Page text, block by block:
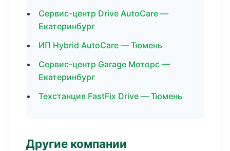
Сервис-центр Drive AutoCare —
Екатеринбург
ИП Hybrid AutoCare — Тюмень
Сервис-центр Garage Моторс —
Екатеринбург
Техстанция FastFix Drive — Тюмень
Другие компании